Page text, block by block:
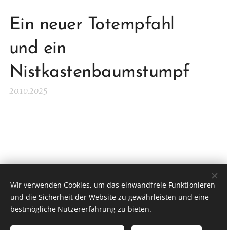
Ein neuer Totempfahl
und ein
Nistkastenbaumstumpf
20.10.2025
Streuobstwiese - Heede e. V.
Wir verwenden Cookies, um das einwandfreie Funktionieren
und die Sicherheit der Website zu gewährleisten und eine
bestmögliche Nutzererfahrung zu bieten.